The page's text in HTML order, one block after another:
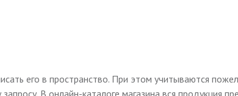
его в пространство. При этом учитываются
В онлайн-каталоге магазина вся продукция